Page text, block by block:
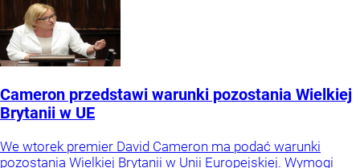
Cameron przedstawi warunki pozostania Wielkiej
Brytanii w UE
We wtorek premier David Cameron ma podać warunki
pozostania Wielkiej Brytanii w Unii Europejskiej. Wymogi